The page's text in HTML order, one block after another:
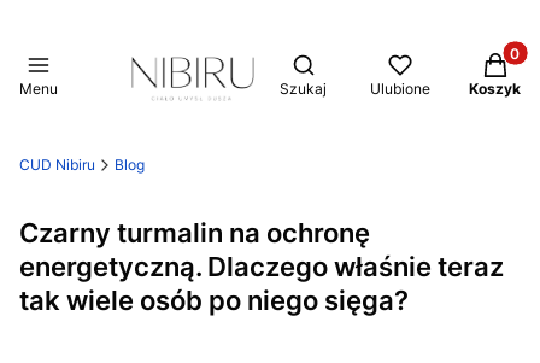
Menu
Otwórz wyszukiwarkę
Szukaj Ulubione Koszyk
CUD Nibiru Blog
Czarny turmalin na ochronę
energetyczną. Dlaczego właśnie teraz
tak wiele osób po niego sięga?